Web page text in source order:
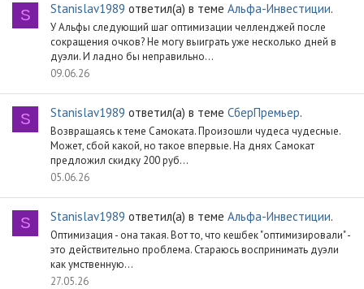
S Stanislav1989 ответил(а) в теме Альфа-Инвестиции.
У Альфы следующий шаг оптимизации челленджей после
сокращения очков? Не могу выиграть уже несколько дней в
дуэли. И ладно бы неправильно...
09.06.26
S Stanislav1989 ответил(а) в теме СберПремьер.
Возвращаясь к теме Самоката. Произошли чудеса чудесные.
Может, сбой какой, но такое впервые. На днях Самокат
предложил скидку 200 руб...
05.06.26
S Stanislav1989 ответил(а) в теме Альфа-Инвестиции.
Оптимизация - она такая. Вот то, что кешбек "оптимизировали" -
это действительно проблема. Стараюсь воспринимать дуэли
как умственную...
27.05.26